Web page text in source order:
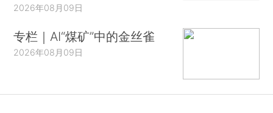
2026年08月09日
专栏｜AI“煤矿”中的金丝雀
2026年08月09日